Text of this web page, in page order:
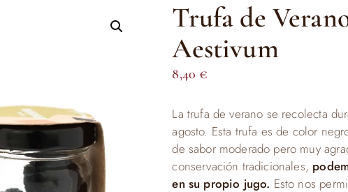
Trufa de
Aestivum
8,40 €
La trufa de verano se recolecta
agosto. Esta trufa es de color
de sabor moderado pero muy
conservación tradicionales,
en su propio jugo. Esto nos